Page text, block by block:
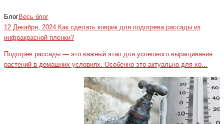
БлогВесь блог
12 Декабря, 2024 Как сделать коврик для подогрева рассады из
инфракрасной пленки?
Подогрев рассады — это важный этап для успешного выращивания
растений в домашних условиях. Особенно это актуально для хо...